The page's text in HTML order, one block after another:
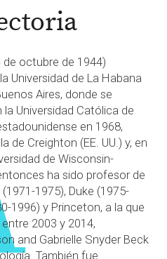
de octubre de 1944)
Universidad de La Habana
Aires, donde se
Universidad Católica de
en 1968,
de Creighton (EE. UU.) y, en
de Wisconsin-
ha sido profesor de
1975), Duke (1975-
1996) y Princeton, a la que
2003 y 2014,
and Gabrielle Snyder Beck
También fue